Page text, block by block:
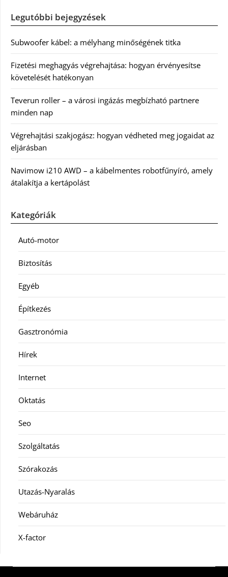
Legutóbbi bejegyzések
Subwoofer kábel: a mélyhang minőségének titka
Fizetési meghagyás végrehajtása: hogyan érvényesítse
követelését hatékonyan
Teverun roller – a városi ingázás megbízható partnere
minden nap
Végrehajtási szakjogász: hogyan védheted meg jogaidat az
eljárásban
Navimow i210 AWD – a kábelmentes robotfűnyíró, amely
átalakítja a kertápolást
Kategóriák
Autó-motor
Biztosítás
Egyéb
Építkezés
Gasztronómia
Hírek
Internet
Oktatás
Seo
Szolgáltatás
Szórakozás
Utazás-Nyaralás
Webáruház
X-factor